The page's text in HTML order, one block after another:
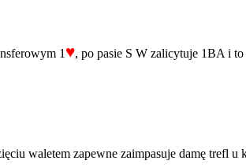
1 ♥, po pasie S W zalicytuje 1BA i
waletem zapewne zaimpasuje damę trefl u